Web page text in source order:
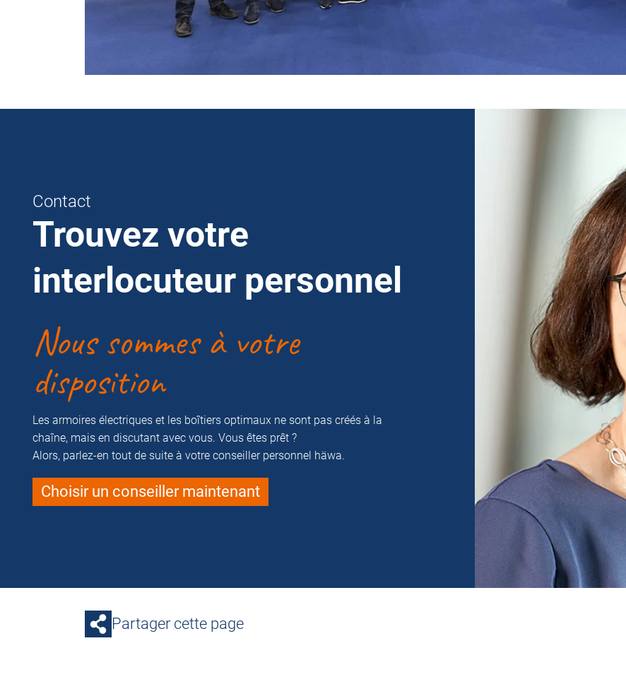
Contact
Trouvez votre
interlocuteur personnel
Nous sommes à votre
disposition
Les armoires électriques et les boîtiers optimaux ne sont pas créés à la
chaîne, mais en discutant avec vous. Vous êtes prêt ?
Alors, parlez-en tout de suite à votre conseiller personnel häwa.
Choisir un conseiller maintenant
Partager cette page